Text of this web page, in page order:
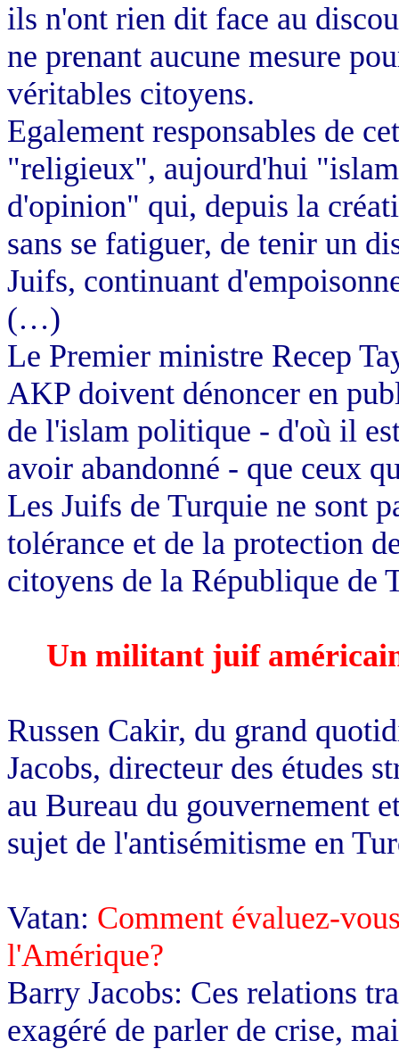
ils n'ont rien dit face au
ne prenant aucune mesure
véritables citoyens.
Egalement responsables de
"religieux", aujourd'hui
d'opinion" qui, depuis la
sans se fatiguer, de tenir un
Juifs, continuant
(…)
Le Premier ministre Recep
AKP doivent dénoncer en
de l'islam politique - d'où il
avoir abandonné - que ceux
Les Juifs de Turquie ne sont
tolérance et de la protection
citoyens de la République
Un militant juif
Russen Cakir, du grand
Jacobs, directeur des études
au Bureau du gouvernement
sujet de l'antisémitisme en
Vatan: Comment évaluez-
l'Amérique?
Barry Jacobs: Ces relations
exagéré de parler de crise,